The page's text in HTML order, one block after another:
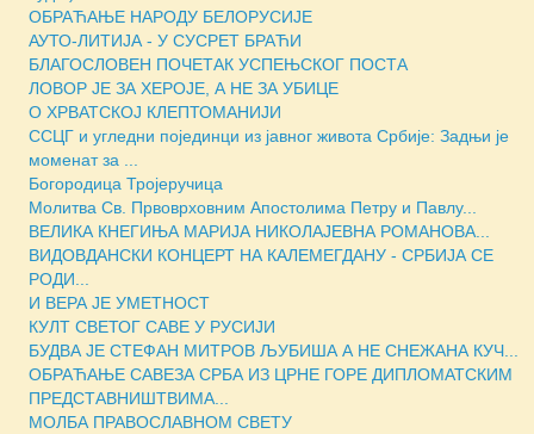
ОБРАЋАЊЕ НАРОДУ БЕЛОРУСИЈЕ
АУТО-ЛИТИЈА - У СУСРЕТ БРАЋИ
БЛАГОСЛОВЕН ПОЧЕТАК УСПЕЊСКОГ ПОСТА
ЛОВОР ЈЕ ЗА ХЕРОЈЕ, А НЕ ЗА УБИЦЕ
О ХРВАТСКОЈ КЛЕПТОМАНИЈИ
ССЦГ и угледни појединци из јавног живота Србије: Задњи је
моменат за ...
Богородица Тројеручица
Молитва Св. Првоврховним Апостолима Петру и Павлу...
ВЕЛИКА КНЕГИЊА МАРИЈА НИКОЛАЈЕВНА РОМАНОВА...
ВИДОВДАНСКИ КОНЦЕРТ НА КАЛЕМЕГДАНУ - СРБИЈА СЕ
РОДИ...
И ВЕРА ЈЕ УМЕТНОСТ
КУЛТ СВЕТОГ САВЕ У РУСИЈИ
БУДВА ЈЕ СТЕФАН МИТРОВ ЉУБИША А НЕ СНЕЖАНА КУЧ...
ОБРАЋАЊЕ САВЕЗА СРБА ИЗ ЦРНЕ ГОРЕ ДИПЛОМАТСКИМ
ПРЕДСТАВНИШТВИМА...
МОЛБА ПРАВОСЛАВНОМ СВЕТУ